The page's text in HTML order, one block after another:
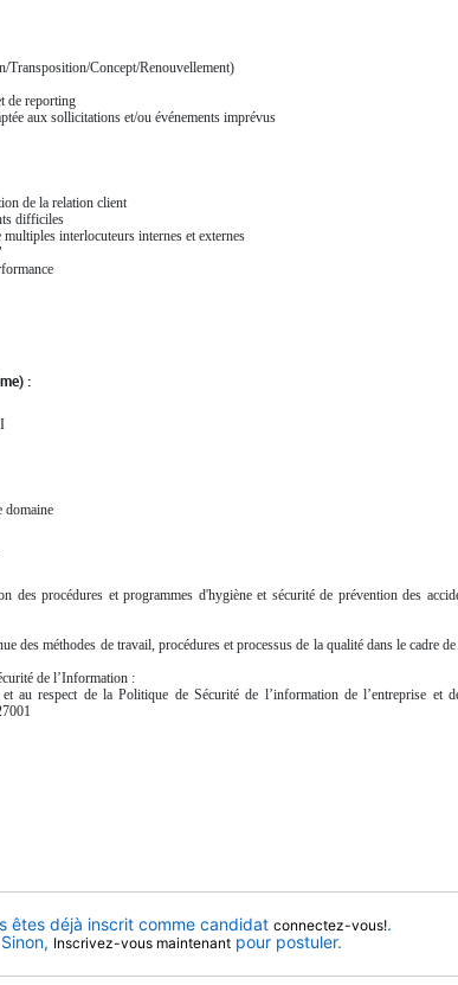
Transposition/Concept/Renouvellement)
de reporting
aux sollicitations et/ou événements imprévus
de la relation client
difficiles
interlocuteurs internes et externes
:
domaine
des procédures et programmes d'hygiène et sécurité de prévention des
des méthodes de travail, procédures et processus de la qualité dans le cadre
de l’Information :
au respect de la Politique de Sécurité de l’information de l’entreprise et
êtes déjà inscrit comme candidatconnectez-vous!.
Sinon, Inscrivez-vous maintenant pour postuler.